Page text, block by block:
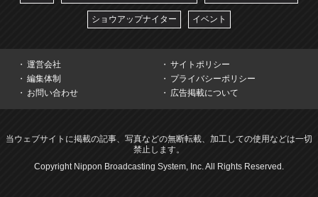
ショウアップナイター イベント
運営会社
サイトポリシー
編集体制
プライバシーポリシー
お問い合わせ
広告掲載について
当ウェブサイトに掲載の記事、写真などの無断転載、加工しての使用などは一切
禁止します。
Copyright Nippon Broadcasting System, Inc. All Rights Reserved.